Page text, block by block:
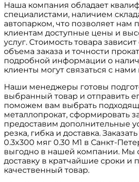
Наша компания обладает
специалистами, наличием
автопарком, что позволяет нам
клиентам доступные цены и
услуг. Стоимость товара
объема заказа и точности
подробной информации о
клиенты могут связаться с
Наши менеджеры готовы
выбранный товар и отправить
поможем вам выбрать
металлопрокат, сформировать
предоставим дополнительные
резка, гибка и доставка.
0.3x300 мяг 0.30 М1 в Санкт-
выгодно в нашей компании. Мы
доставку в кратчайшие сроки и
качественный товар.